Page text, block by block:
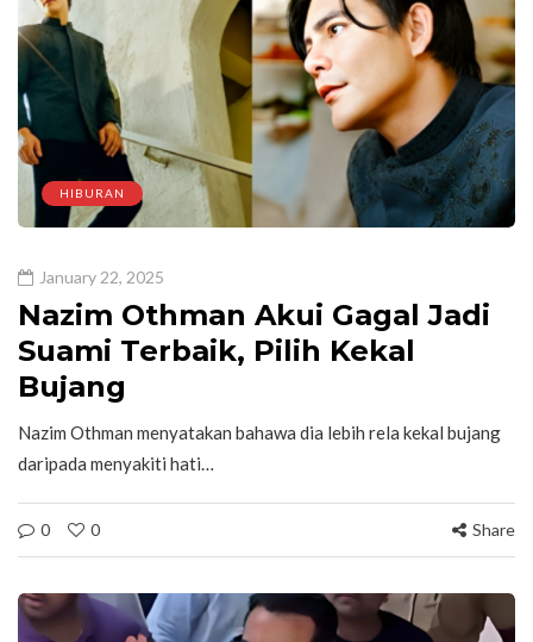
HIBURAN
January 22, 2025
Nazim Othman Akui Gagal Jadi
Suami Terbaik, Pilih Kekal
Bujang
Nazim Othman menyatakan bahawa dia lebih rela kekal bujang
daripada menyakiti hati…
0 0 Share